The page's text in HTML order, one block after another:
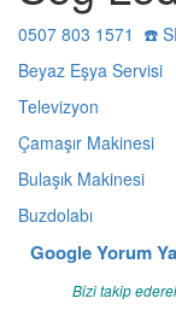
0507 803 1571 ☎️
Beyaz Eşya Servisi
Televizyon
Çamaşır Makinesi
Bulaşık Makinesi
Buzdolabı
Google Yorum
Bizi takip